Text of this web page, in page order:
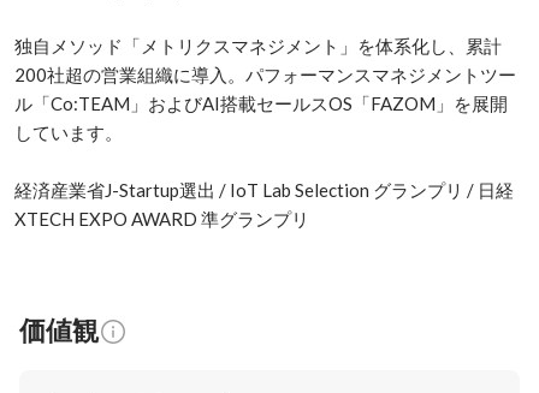
独自メソッド「メトリクスマネジメント」を体系化し、累計
200社超の営業組織に導入。パフォーマンスマネジメントツー
ル「Co:TEAM」およびAI搭載セールスOS「FAZOM」を展開
しています。
経済産業省J-Startup選出 / IoT Lab Selection グランプリ / 日経
XTECH EXPO AWARD 準グランプリ
価値観